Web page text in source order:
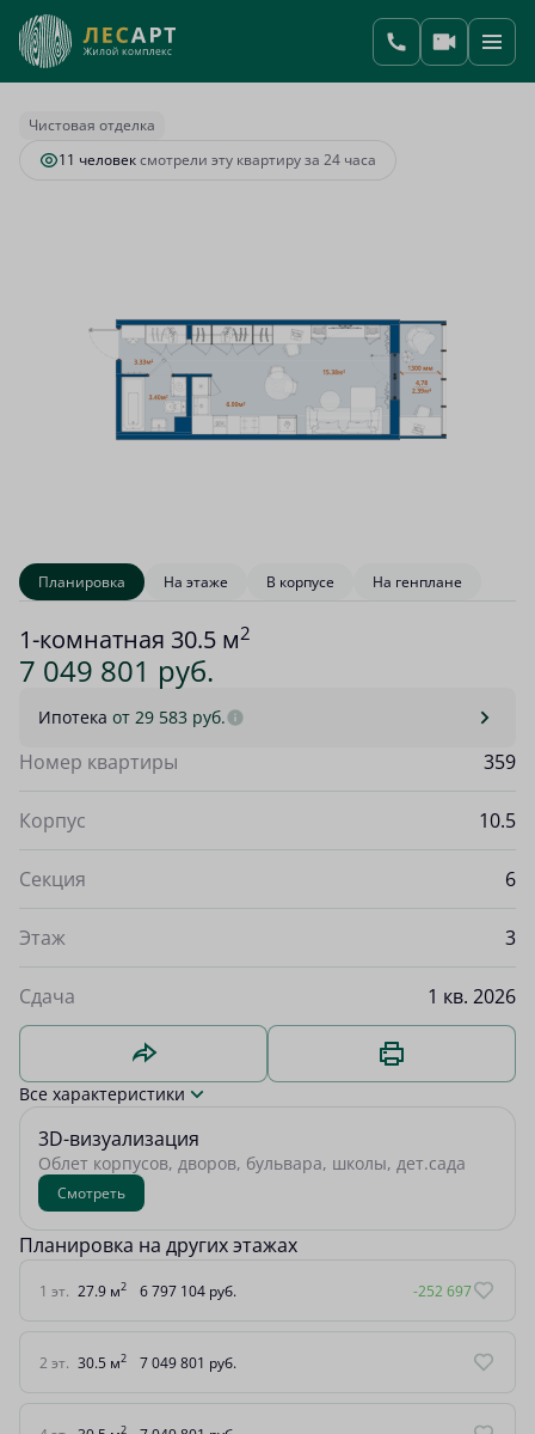
1-комнатная30.5 м 7 049 801 руб.
Ипотека от 29 583 руб.
Чистовая отделка
11 человексмотрели эту квартиру за 24 часа
Планировка На этаже В корпусе На генплане
1-комнатная 30.5 м2
7 049 801 руб.
Ипотека от 29 583 руб.
Номер квартиры 359
Корпус 10.5
Секция 6
Этаж 3
Сдача 1 кв. 2026
Все характеристики
3D-визуализация
Облет корпусов, дворов, бульвара, школы, дет.сада
Смотреть
Планировка на других этажах
1 эт. 27.9 м2 6 797 104 руб. -252 697
2 эт. 30.5 м2 7 049 801 руб.
2